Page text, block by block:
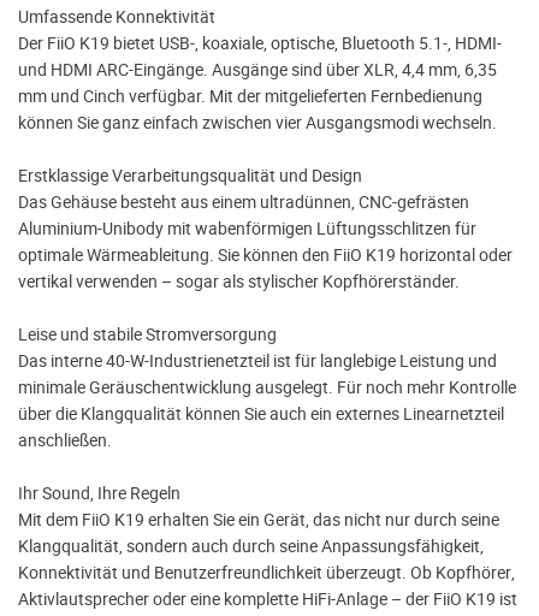
Umfassende Konnektivität
Der FiiO K19 bietet USB-, koaxiale, optische, Bluetooth 5.1-, HDMI-
und HDMI ARC-Eingänge. Ausgänge sind über XLR, 4,4 mm, 6,35
mm und Cinch verfügbar. Mit der mitgelieferten Fernbedienung
können Sie ganz einfach zwischen vier Ausgangsmodi wechseln.
Erstklassige Verarbeitungsqualität und Design
Das Gehäuse besteht aus einem ultradünnen, CNC-gefrästen
Aluminium-Unibody mit wabenförmigen Lüftungsschlitzen für
optimale Wärmeableitung. Sie können den FiiO K19 horizontal oder
vertikal verwenden – sogar als stylischer Kopfhörerständer.
Leise und stabile Stromversorgung
Das interne 40-W-Industrienetzteil ist für langlebige Leistung und
minimale Geräuschentwicklung ausgelegt. Für noch mehr Kontrolle
über die Klangqualität können Sie auch ein externes Linearnetzteil
anschließen.
Ihr Sound, Ihre Regeln
Mit dem FiiO K19 erhalten Sie ein Gerät, das nicht nur durch seine
Klangqualität, sondern auch durch seine Anpassungsfähigkeit,
Konnektivität und Benutzerfreundlichkeit überzeugt. Ob Kopfhörer,
Aktivlautsprecher oder eine komplette HiFi-Anlage – der FiiO K19 ist